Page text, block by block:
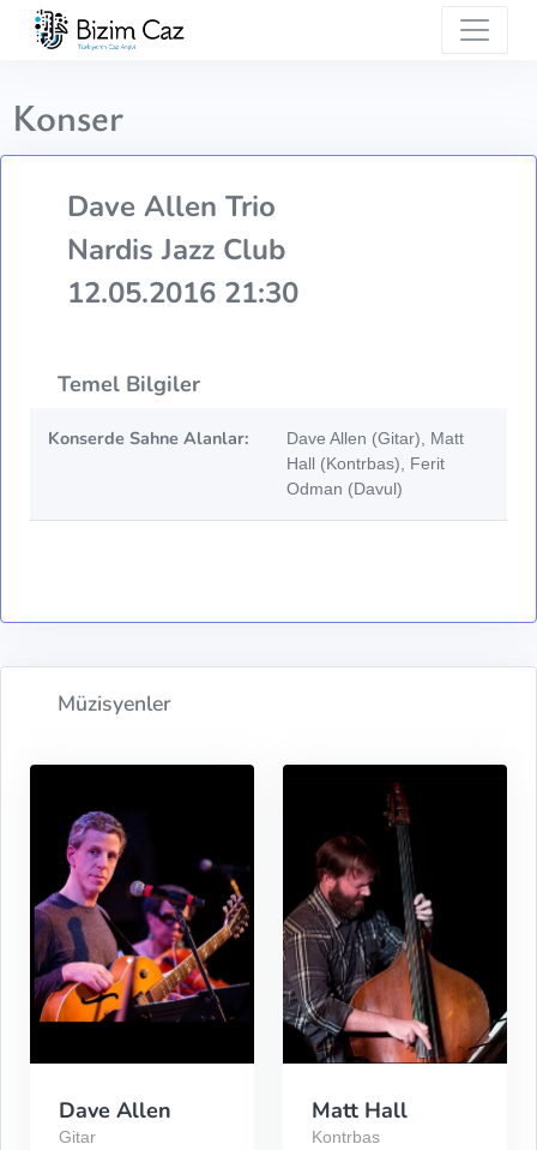
Konser
Dave Allen Trio
Nardis Jazz Club
12.05.2016 21:30
Temel Bilgiler
Konserde Sahne Alanlar:
Dave Allen (Gitar), Matt
Hall (Kontrbas), Ferit
Odman (Davul)
Müzisyenler
Dave Allen
Gitar
Matt Hall
Kontrbas